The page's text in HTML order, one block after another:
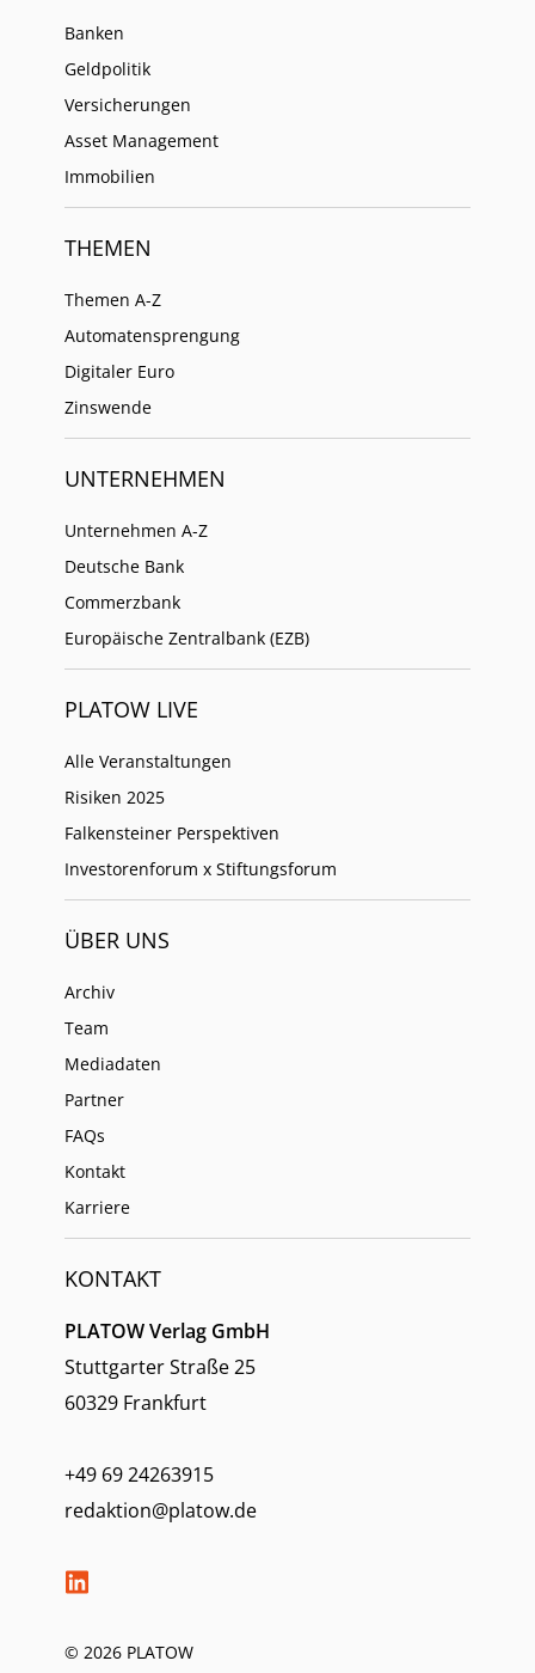
Banken
Geldpolitik
Versicherungen
Asset Management
Immobilien
THEMEN
Themen A-Z
Automatensprengung
Digitaler Euro
Zinswende
UNTERNEHMEN
Unternehmen A-Z
Deutsche Bank
Commerzbank
Europäische Zentralbank (EZB)
PLATOW LIVE
Alle Veranstaltungen
Risiken 2025
Falkensteiner Perspektiven
Investorenforum x Stiftungsforum
ÜBER UNS
Archiv
Team
Mediadaten
Partner
FAQs
Kontakt
Karriere
KONTAKT
PLATOW Verlag GmbH
Stuttgarter Straße 25
60329 Frankfurt
+49 69 24263915
redaktion@platow.de
© 2026 PLATOW